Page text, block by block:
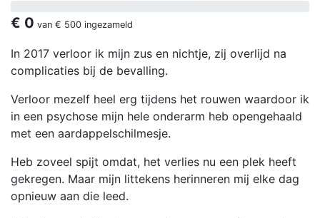
€ 0 van € 500 ingezameld
In 2017 verloor ik mijn zus en nichtje, zij overlijd na
complicaties bij de bevalling.
Verloor mezelf heel erg tijdens het rouwen waardoor ik
in een psychose mijn hele onderarm heb opengehaald
met een aardappelschilmesje.
Heb zoveel spijt omdat, het verlies nu een plek heeft
gekregen. Maar mijn littekens herinneren mij elke dag
opnieuw aan die leed.